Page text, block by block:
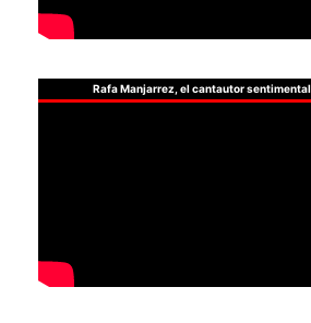
Rafa Manjarrez, el cantautor sentimental